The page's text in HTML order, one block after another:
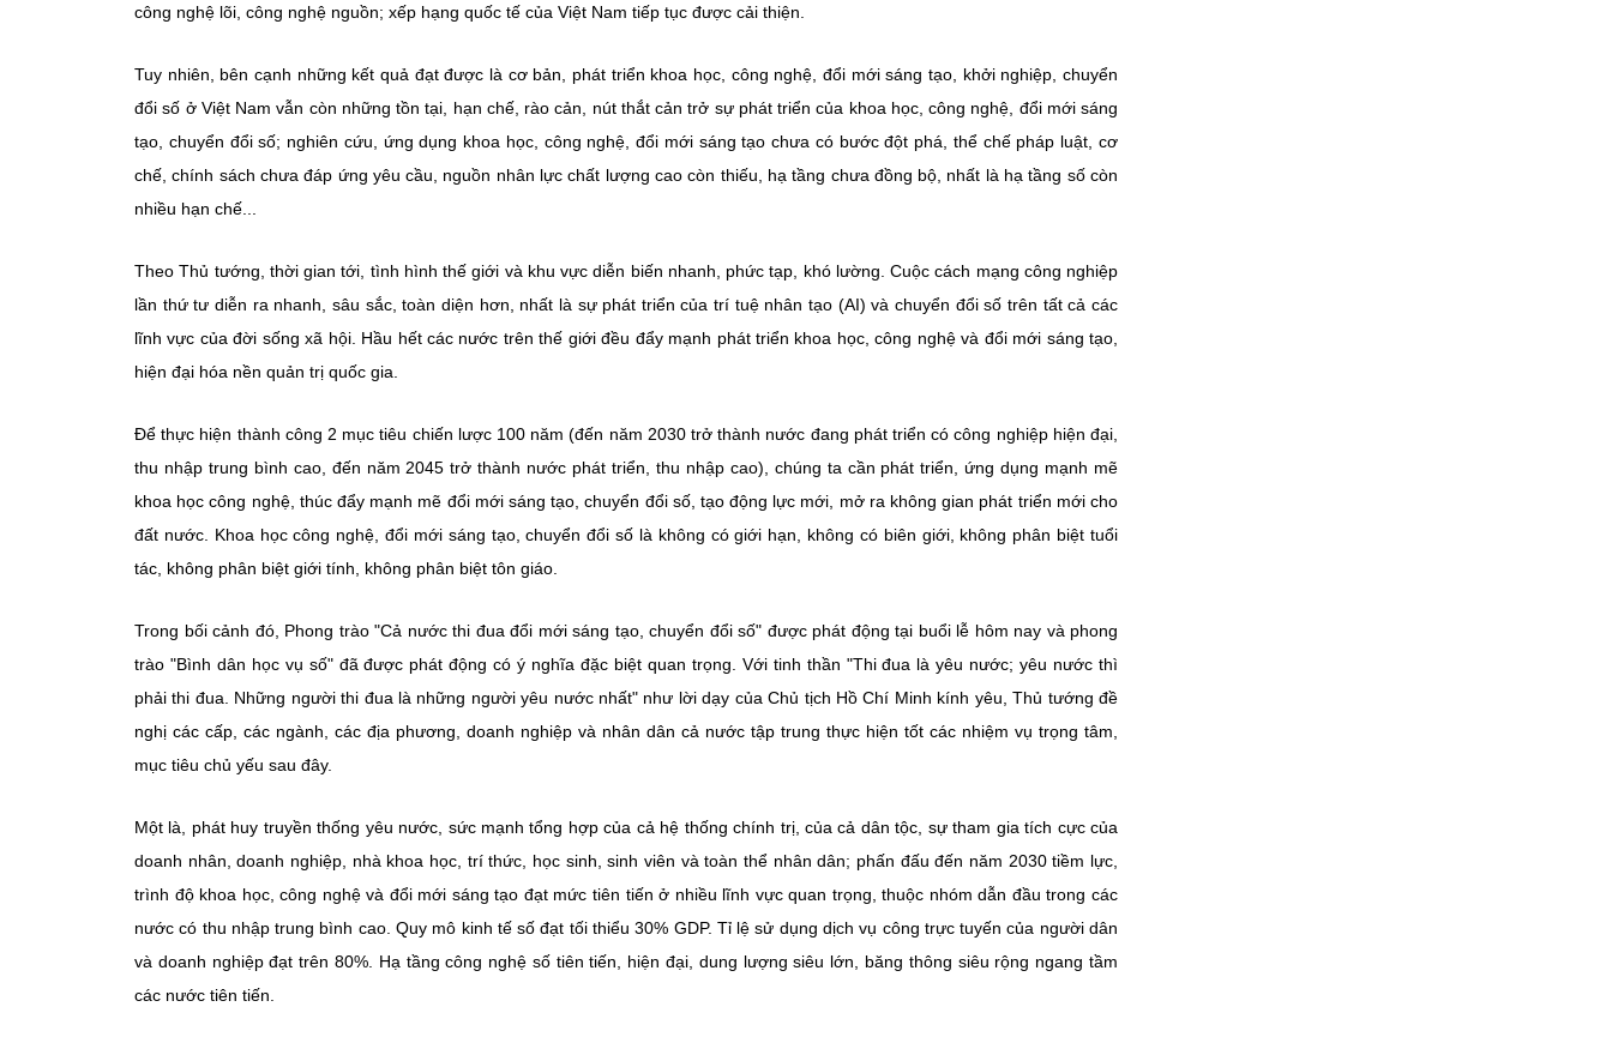
công nghệ lõi, công nghệ nguồn; xếp hạng quốc tế của Việt Nam tiếp tục được cải thiện.
Tuy nhiên, bên cạnh những kết quả đạt được là cơ bản, phát triển khoa học, công nghệ, đổi mới sáng tạo, khởi nghiệp, chuyển
đổi số ở Việt Nam vẫn còn những tồn tại, hạn chế, rào cản, nút thắt cản trở sự phát triển của khoa học, công nghệ, đổi mới sáng
tạo, chuyển đổi số; nghiên cứu, ứng dụng khoa học, công nghệ, đổi mới sáng tạo chưa có bước đột phá, thể chế pháp luật, cơ
chế, chính sách chưa đáp ứng yêu cầu, nguồn nhân lực chất lượng cao còn thiếu, hạ tầng chưa đồng bộ, nhất là hạ tầng số còn
nhiều hạn chế...
Theo Thủ tướng, thời gian tới, tình hình thế giới và khu vực diễn biến nhanh, phức tạp, khó lường. Cuộc cách mạng công nghiệp
lần thứ tư diễn ra nhanh, sâu sắc, toàn diện hơn, nhất là sự phát triển của trí tuệ nhân tạo (AI) và chuyển đổi số trên tất cả các
lĩnh vực của đời sống xã hội. Hầu hết các nước trên thế giới đều đẩy mạnh phát triển khoa học, công nghệ và đổi mới sáng tạo,
hiện đại hóa nền quản trị quốc gia.
Để thực hiện thành công 2 mục tiêu chiến lược 100 năm (đến năm 2030 trở thành nước đang phát triển có công nghiệp hiện đại,
thu nhập trung bình cao, đến năm 2045 trở thành nước phát triển, thu nhập cao), chúng ta cần phát triển, ứng dụng mạnh mẽ
khoa học công nghệ, thúc đẩy mạnh mẽ đổi mới sáng tạo, chuyển đổi số, tạo động lực mới, mở ra không gian phát triển mới cho
đất nước. Khoa học công nghệ, đổi mới sáng tạo, chuyển đổi số là không có giới hạn, không có biên giới, không phân biệt tuổi
tác, không phân biệt giới tính, không phân biệt tôn giáo.
Trong bối cảnh đó, Phong trào "Cả nước thi đua đổi mới sáng tạo, chuyển đổi số" được phát động tại buổi lễ hôm nay và phong
trào "Bình dân học vụ số" đã được phát động có ý nghĩa đặc biệt quan trọng. Với tinh thần "Thi đua là yêu nước; yêu nước thì
phải thi đua. Những người thi đua là những người yêu nước nhất" như lời dạy của Chủ tịch Hồ Chí Minh kính yêu, Thủ tướng đề
nghị các cấp, các ngành, các địa phương, doanh nghiệp và nhân dân cả nước tập trung thực hiện tốt các nhiệm vụ trọng tâm,
mục tiêu chủ yếu sau đây.
Một là, phát huy truyền thống yêu nước, sức mạnh tổng hợp của cả hệ thống chính trị, của cả dân tộc, sự tham gia tích cực của
doanh nhân, doanh nghiệp, nhà khoa học, trí thức, học sinh, sinh viên và toàn thể nhân dân; phấn đấu đến năm 2030 tiềm lực,
trình độ khoa học, công nghệ và đổi mới sáng tạo đạt mức tiên tiến ở nhiều lĩnh vực quan trọng, thuộc nhóm dẫn đầu trong các
nước có thu nhập trung bình cao. Quy mô kinh tế số đạt tối thiểu 30% GDP. Tỉ lệ sử dụng dịch vụ công trực tuyến của người dân
và doanh nghiệp đạt trên 80%. Hạ tầng công nghệ số tiên tiến, hiện đại, dung lượng siêu lớn, băng thông siêu rộng ngang tầm
các nước tiên tiến.